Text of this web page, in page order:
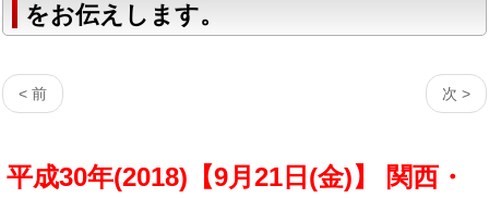
をお伝えします。
< 前 次 >
平成30年(2018)【9月21日(金)】 関西・